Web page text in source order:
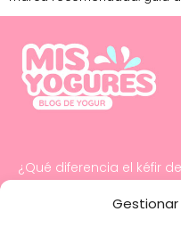
¿Qué diferencia el kéfir